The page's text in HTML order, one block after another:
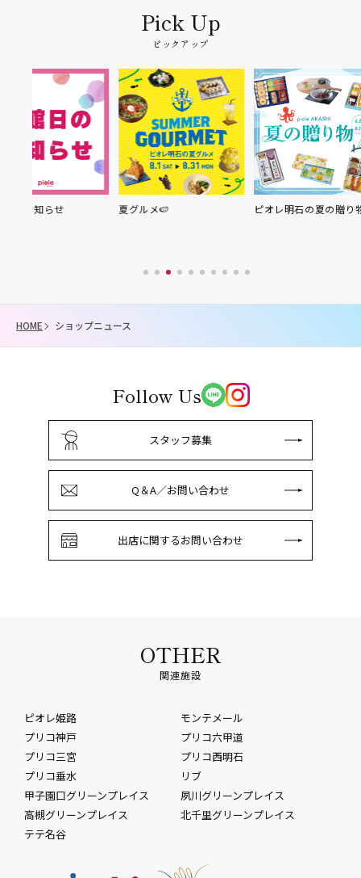
ピックアップ
夏グルメ🍉 ピオレ明石の夏の贈り物
HOME ショップニュース
Follow Us
スタッフ募集
Q＆A／お問い合わせ
出店に関するお問い合わせ
OTHER
関連施設
ピオレ姫路
モンテメール
プリコ神戸
プリコ六甲道
プリコ三宮
プリコ西明石
プリコ垂水
リブ
甲子園口グリーンプレイス
夙川グリーンプレイス
高槻グリーンプレイス
北千里グリーンプレイス
テテ名谷